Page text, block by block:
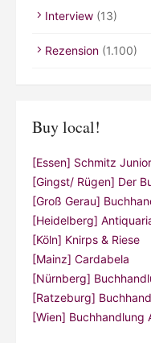
Interview (13)
Rezension (1.100)
Buy local!
[Essen] Schmitz Junior
[Gingst/ Rügen] Der
[Groß Gerau]
[Heidelberg]
[Köln] Knirps & Riese
[Mainz] Cardabela
[Nürnberg]
[Ratzeburg]
[Wien] Buchhandlung